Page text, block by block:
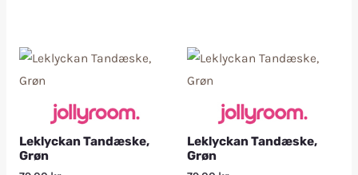
Leklyckan Tandæske,
Grøn
Leklyckan Tandæske,
Grøn